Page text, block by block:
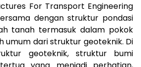
For Transport Engineering
dengan struktur pondasi
tanah termasuk dalam pokok
umum dari struktur geoteknik. Di
geoteknik, struktur bumi